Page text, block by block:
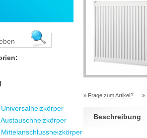
» Frage zum Artikel? »
Beschreibung